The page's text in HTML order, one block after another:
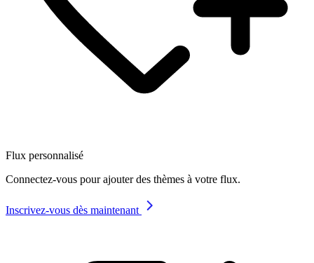
Flux personnalisé
Connectez-vous pour ajouter des thèmes à votre flux.
Inscrivez-vous dès maintenant